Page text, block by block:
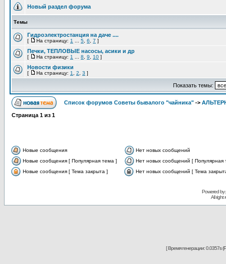
Новый раздел форума
Темы
Гидроэлектростанция на даче ....
[ На страницу: 1 5 6 7 ]
Печки, ТЕПЛОВЫЕ насосы, асики и др
[ На страницу: 1 8 9 10 ]
Новости физики
[ На страницу: 1 2 3 ]
Показать темы:
Список форумов Советы бывалого "чайника" ->
Страница 1 из 1
Новые сообщения
Нет новых сообщений
Новые сообщения [ Популярная тема ]
Нет новых сообщений [ Популярная
Новые сообщения [ Тема закрыта ]
Нет новых сообщений [ Тема
Powered
All right
[ Время генерации: 0.0357s